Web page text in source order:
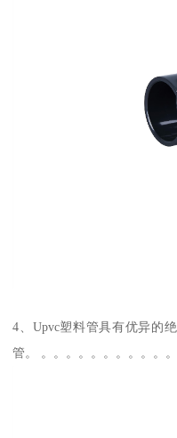
4、Upvc塑料管具有优异的
管。 。。。。。。。。。。。